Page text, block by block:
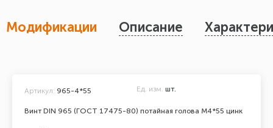
Модификации Описание
Винт DIN 965 (ГОСТ 17475-80) потайная голова М4*55 цинк
Артикул: 965-4*55 Ед. изм. шт.